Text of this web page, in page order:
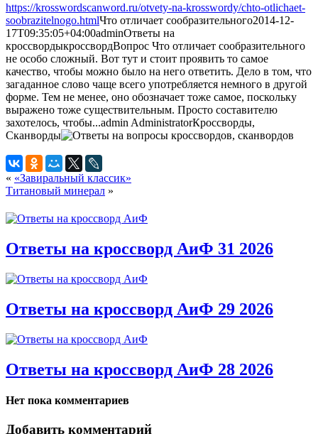
https://krosswordscanword.ru/otvety-na-krosswordy/chto-otlichaet-
soobrazitelnogo.htmlЧто отличает сообразительного2014-12-
17T09:35:05+04:00adminОтветы на
кроссвордыкроссвордВопрос Что отличает сообразительного
не особо сложный. Вот тут и стоит проявить то самое
качество, чтобы можно было на него ответить. Дело в том, что
загаданное слово чаще всего употребляется немного в другой
форме. Тем не менее, оно обозначает тоже самое, поскольку
выражено тоже существительным. Просто составителю
захотелось, чтобы...admin AdministratorКроссворды,
Сканворды
« «Завиральный классик»
Титановый минерал »
Ответы на кроссворд АиФ 31 2026
Ответы на кроссворд АиФ 29 2026
Ответы на кроссворд АиФ 28 2026
Нет пока комментариев
Добавить комментарий